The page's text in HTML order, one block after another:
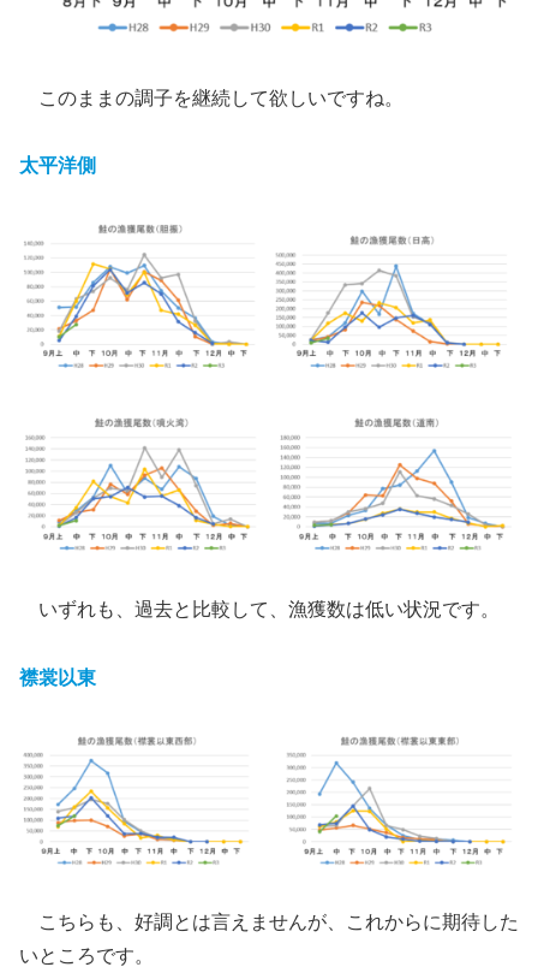
このままの調子を継続して欲しいですね。
太平洋側
いずれも、過去と比較して、漁獲数は低い状況です。
襟裳以東
こちらも、好調とは言えませんが、これからに期待した
いところです。